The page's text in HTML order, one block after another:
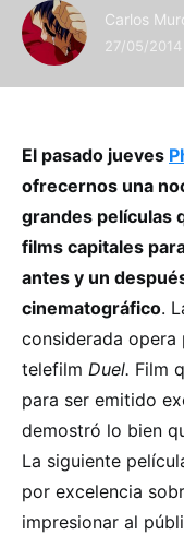
Carlos
27/05/2014
El pasado jueves
ofrecernos una
grandes películas
films capitales
antes y un
cinematográfico.
considerada opera
telefilm Duel. Film
para ser emitido
demostró lo bien
La siguiente
por excelencia
impresionar al